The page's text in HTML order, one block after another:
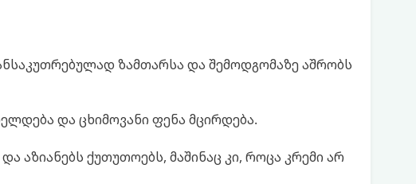
ზამთარსა და შემოდგომაზე აშრობს
და ცხიმოვანი ფენა მცირდება.
აზიანებს ქუთუთოებს, მაშინაც კი, როცა კრემი არ